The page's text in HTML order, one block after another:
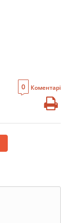
0 Коментарі